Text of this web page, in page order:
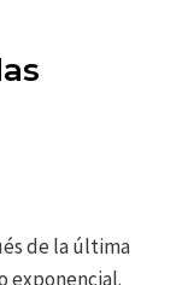
de la última
exponencial.